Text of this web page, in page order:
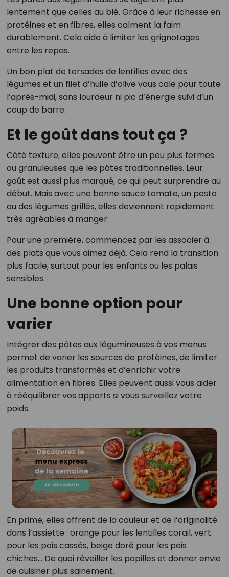
lentement que celles au blé. Grâce à leur richesse en
protéines et en fibres, elles calment la faim
durablement. Cela aide à limiter les grignotages
entre les repas.
Un bon plat de torsades de lentilles avec des
légumes et un filet d’huile d’olive vous cale pour toute
l’après-midi, sans lourdeur ni pic d’énergie suivi d’un
coup de barre.
Et le goût dans tout ça ?
Côté texture, elles peuvent être un peu plus fermes
ou granuleuses que les pâtes traditionnelles. Leur
goût est aussi plus marqué, ce qui peut surprendre au
début. Mais avec une bonne sauce tomate, un pesto
ou des légumes grillés, elles deviennent rapidement
très agréables à manger.
Pour une première, commencez par les associer à
des plats que vous aimez déjà. Cela rend la transition
plus facile, surtout pour les enfants ou les palais
sensibles.
Une bonne option pour
varier
Intégrer des pâtes aux légumineuses à vos menus
permet de varier les sources de protéines, de limiter
les produits transformés et d’enrichir votre
alimentation en fibres. Elles peuvent aussi vous aider
à rééquilibrer vos apports si vous surveillez votre
poids.
En prime, elles offrent de la couleur et de l’originalité
dans l’assiette : orange pour les lentilles corail, vert
pour les pois cassés, beige doré pour les pois
chiches… De quoi réveiller les papilles et donner envie
de cuisiner plus sainement.